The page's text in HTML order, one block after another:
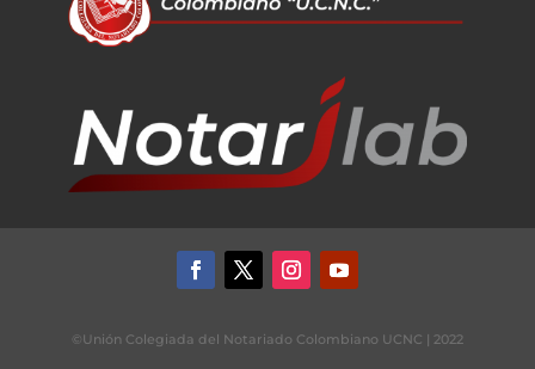
©Unión Colegiada del Notariado Colombiano UCNC | 2022